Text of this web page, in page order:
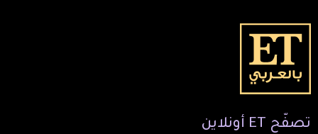
تصفّح ET أونلاين